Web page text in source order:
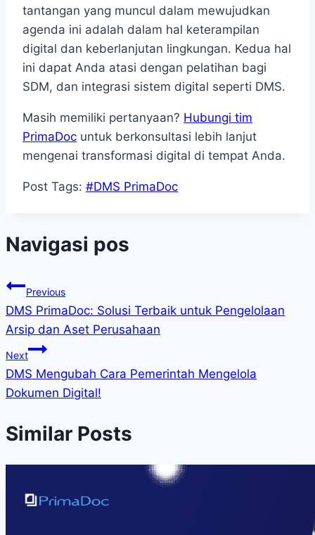
tantangan yang muncul dalam mewujudkan
agenda ini adalah dalam hal keterampilan
digital dan keberlanjutan lingkungan. Kedua hal
ini dapat Anda atasi dengan pelatihan bagi
SDM, dan integrasi sistem digital seperti DMS.
Masih memiliki pertanyaan? Hubungi tim
PrimaDoc untuk berkonsultasi lebih lanjut
mengenai transformasi digital di tempat Anda.
Post Tags: #DMS PrimaDoc
Navigasi pos
Previous
DMS PrimaDoc: Solusi Terbaik untuk Pengelolaan
Arsip dan Aset Perusahaan
Next
DMS Mengubah Cara Pemerintah Mengelola
Dokumen Digital!
Similar Posts